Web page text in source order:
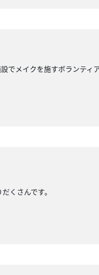
でメイクを施すボランティ
くさんです。